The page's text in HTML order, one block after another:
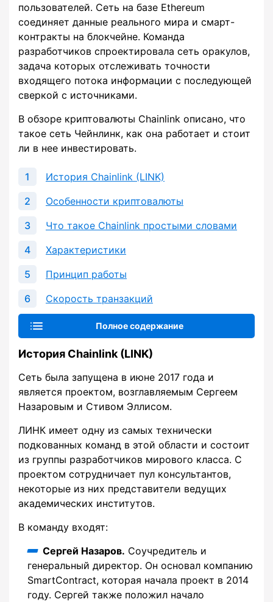
пользователей. Сеть на базе Ethereum
соединяет данные реального мира и смарт-
контракты на блокчейне. Команда
разработчиков спроектировала сеть оракулов,
задача которых отслеживать точности
входящего потока информации с последующей
сверкой с источниками.
В обзоре криптовалюты Chainlink описано, что
такое сеть Чейнлинк, как она работает и стоит
ли в нее инвестировать.
История Chainlink (LINK)
Особенности криптовалюты
Что такое Chainlink простыми словами
Характеристики
Принцип работы
Скорость транзакций
Полное содержание
История Chainlink (LINK)
Сеть была запущена в июне 2017 года и
является проектом, возглавляемым Сергеем
Назаровым и Стивом Эллисом.
ЛИНК имеет одну из самых технически
подкованных команд в этой области и состоит
из группы разработчиков мирового класса. С
проектом сотрудничает пул консультантов,
некоторые из них представители ведущих
академических институтов.
В команду входят:
Сергей Назаров. Соучредитель и
генеральный директор. Он основал компанию
SmartContract, которая начала проект в 2014
году. Сергей также положил начало